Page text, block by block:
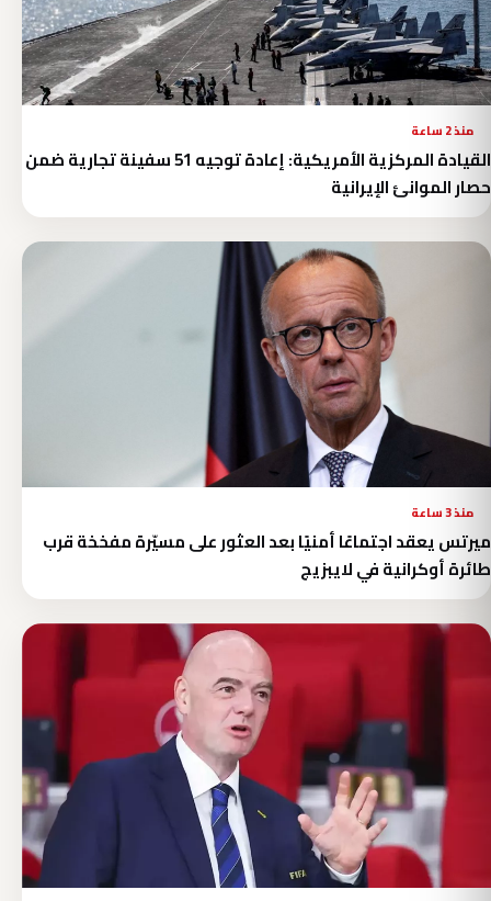
منذ 2 ساعة
القيادة المركزية الأمريكية: إعادة توجيه 51 سفينة تجارية ضمن
حصار الموانئ الإيرانية
منذ 3 ساعة
ميرتس يعقد اجتماعًا أمنيًا بعد العثور على مسيّرة مفخخة قرب
طائرة أوكرانية في لايبزيج